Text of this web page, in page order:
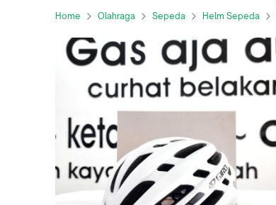
Home Olahraga Sepeda Helm Sepeda